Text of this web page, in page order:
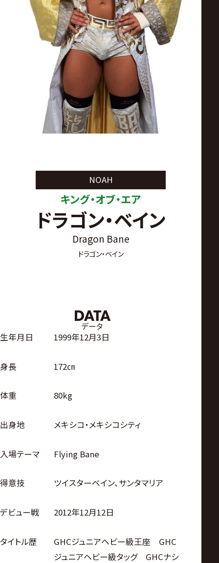
NOAH
キング・オブ・エア
ドラゴン・ベイン
Dragon Bane
ドラゴン・ベイン
DATA
データ
生年月日 1999年12月3日
身長 172㎝
体重 80kg
出身地 メキシコ・メキシコシティ
入場テーマ Flying Bane
得意技 ツイスターベイン、サンタマリア
デビュー戦 2012年12月12日
タイトル歴
GHCジュニアヘビー級王座 GHC
ジュニアヘビー級タッグ GHCナシ